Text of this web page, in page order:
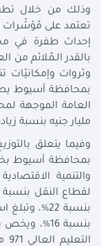
وذلك من خلال
تعتمد على مُؤشّرات
إحداث طفرة في
بالقدر الـمُلائم من
وثروات وإمكانيّات
مليار جنيه بنسبة زيادة 45% عن خطة 22/
وفيما يتعلق